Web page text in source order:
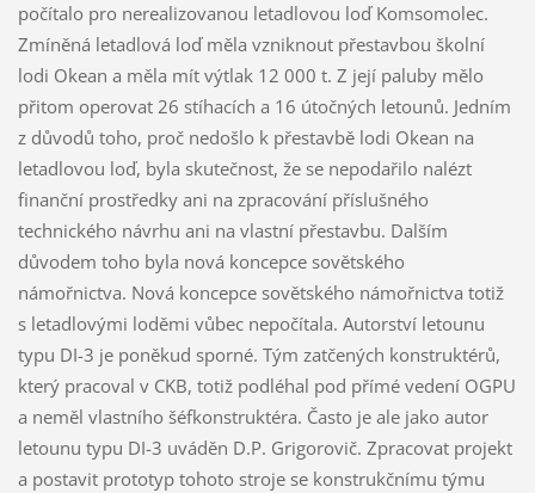
počítalo pro nerealizovanou letadlovou loď Komsomolec.
Zmíněná letadlová loď měla vzniknout přestavbou školní
lodi Okean a měla mít výtlak 12 000 t. Z její paluby mělo
přitom operovat 26 stíhacích a 16 útočných letounů. Jedním
z důvodů toho, proč nedošlo k přestavbě lodi Okean na
letadlovou loď, byla skutečnost, že se nepodařilo nalézt
finanční prostředky ani na zpracování příslušného
technického návrhu ani na vlastní přestavbu. Dalším
důvodem toho byla nová koncepce sovětského
námořnictva. Nová koncepce sovětského námořnictva totiž
s letadlovými loděmi vůbec nepočítala. Autorství letounu
typu DI-3 je poněkud sporné. Tým zatčených konstruktérů,
který pracoval v CKB, totiž podléhal pod přímé vedení OGPU
a neměl vlastního šéfkonstruktéra. Často je ale jako autor
letounu typu DI-3 uváděn D.P. Grigorovič. Zpracovat projekt
a postavit prototyp tohoto stroje se konstrukčnímu týmu